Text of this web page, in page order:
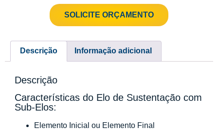
SOLICITE ORÇAMENTO
Descrição Informação adicional
Descrição
Características do Elo de Sustentação com
Sub-Elos:
Elemento Inicial ou Elemento Final